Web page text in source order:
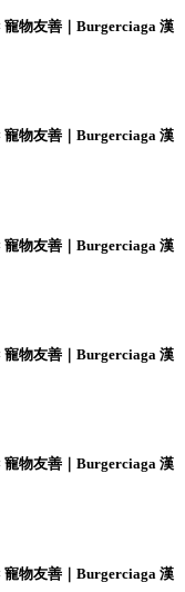
寵物友善｜Burgerciaga 漢
寵物友善｜Burgerciaga 漢
寵物友善｜Burgerciaga 漢
寵物友善｜Burgerciaga 漢
寵物友善｜Burgerciaga 漢
寵物友善｜Burgerciaga 漢